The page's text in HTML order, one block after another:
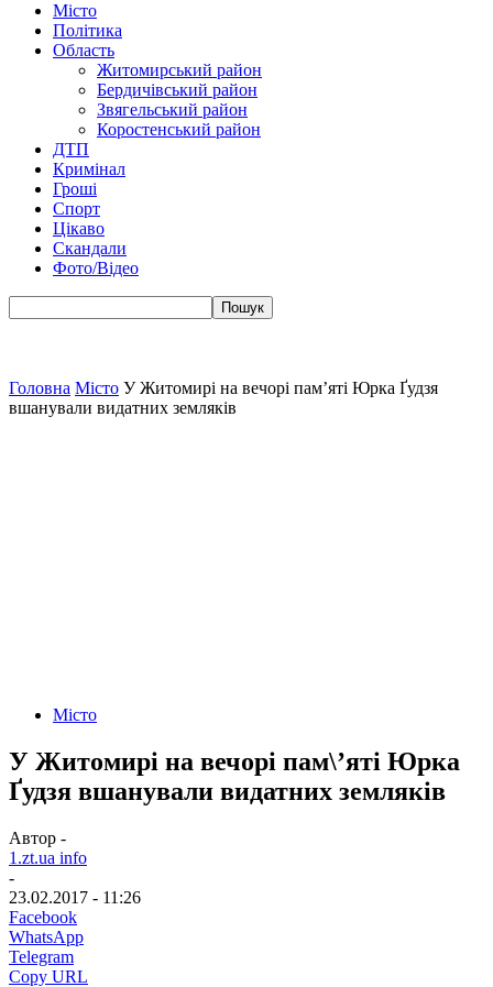
Місто
Політика
Область
Житомирський район
Бердичівський район
Звягельський район
Коростенський район
ДТП
Кримінал
Гроші
Спорт
Цікаво
Скандали
Фото/Відео
Головна Місто У Житомирі на вечорі пам’яті Юрка Ґудзя
вшанували видатних земляків
Місто
У Житомирі на вечорі пам\’яті Юрка
Ґудзя вшанували видатних земляків
Автор -
1.zt.ua info
-
23.02.2017 - 11:26
Facebook
WhatsApp
Telegram
Copy URL